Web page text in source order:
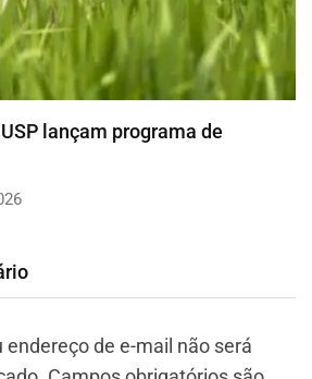
lançam programa de
endereço de e-mail não será